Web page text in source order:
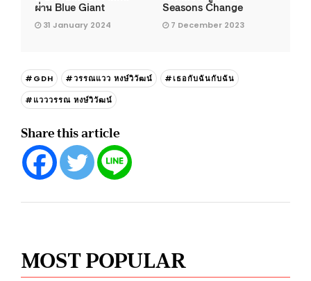
ผ่าน Blue Giant
31 January 2024
Seasons Change
7 December 2023
#GDH #วรรณแวว หงษ์วิวัฒน์
#เธอกับฉันกับฉัน
#แวววรรณ หงษ์วิวัฒน์
Share this article
MOST POPULAR